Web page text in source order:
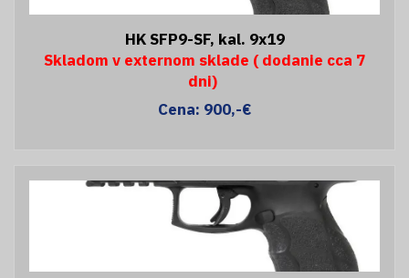
HK SFP9-SF, kal. 9x19
Skladom v externom sklade ( dodanie cca 7
dni)
Cena: 900,-€